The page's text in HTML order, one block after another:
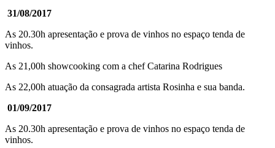
31/08/2017
As 20.30h apresentação e prova de vinhos no espaço tenda de
vinhos.
As 21,00h showcooking com a chef Catarina Rodrigues
As 22,00h atuação da consagrada artista Rosinha e sua banda.
01/09/2017
As 20.30h apresentação e prova de vinhos no espaço tenda de
vinhos.